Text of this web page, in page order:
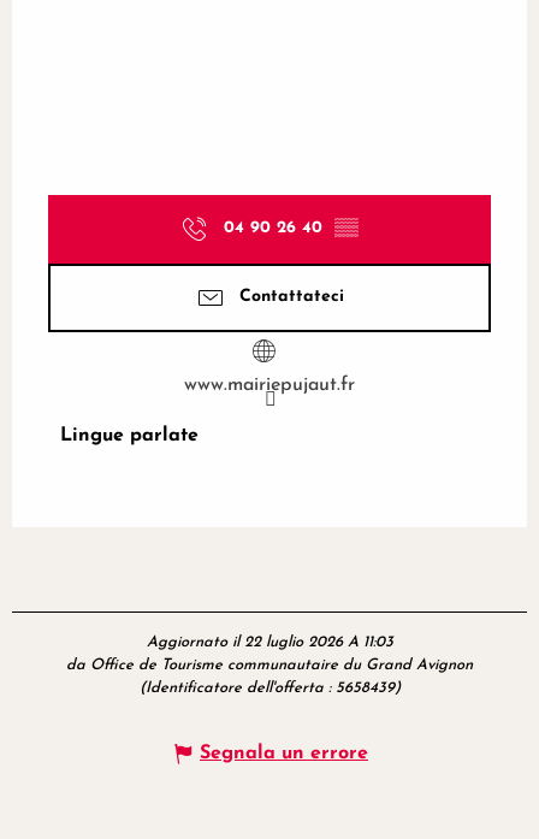
04 90 26 40 ▒▒
Contattateci
www.mairiepujaut.fr
Lingue parlate
Lingue parlate
Aggiornato il 22 luglio 2026 A 11:03
da Office de Tourisme communautaire du Grand Avignon
(Identificatore dell'offerta : 5658439)
Segnala un errore